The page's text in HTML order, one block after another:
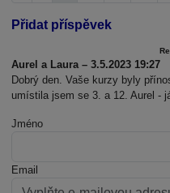
Přidat příspěvek
Aurel a Laura – 3.5.2023 19:27
Dobrý den. Vaše kurzy byly
umístila jsem se 3. a 12. Aurel -
Jméno
Email